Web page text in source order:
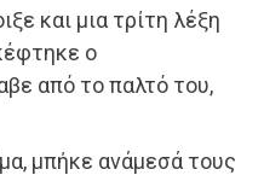
και μια τρίτη λέξη
ο
από το παλτό του,
μπήκε ανάμεσά τους